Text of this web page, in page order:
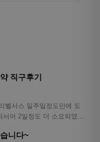
직구후기
벨서스 일주일정도만에 도
어 2일정도 더 소요되였습
니다~